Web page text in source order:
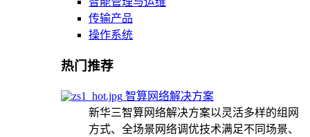
传输产品
操作系统
热门推荐
智算网络解决方案
新华三智算网络解决方案以灵活多样的组网
方式、全场景网络调优技术满足不同场景、